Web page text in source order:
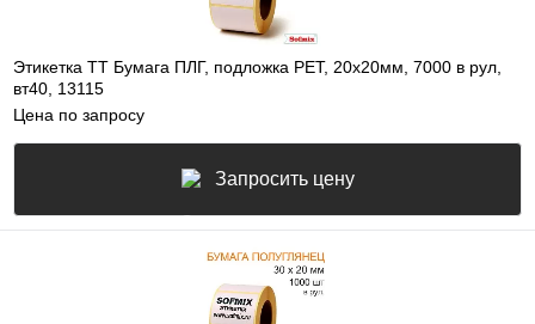
Этикетка ТТ Бумага ПЛГ, подложка РЕТ, 20х20мм, 7000 в рул,
вт40, 13115
Цена по запросу
Запросить цену